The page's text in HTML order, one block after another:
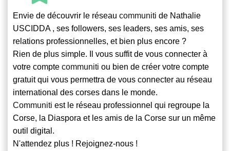
Envie de découvrir le réseau communiti de Nathalie
USCIDDA , ses followers, ses leaders, ses amis, ses
relations professionnelles, et bien plus encore ?
Rien de plus simple. Il vous suffit de vous connecter à
votre compte communiti ou bien de créer votre compte
gratuit qui vous permettra de vous connecter au réseau
international des corses dans le monde.
Communiti est le réseau professionnel qui regroupe la
Corse, la Diaspora et les amis de la Corse sur un même
outil digital.
N'attendez plus ! Rejoignez-nous !